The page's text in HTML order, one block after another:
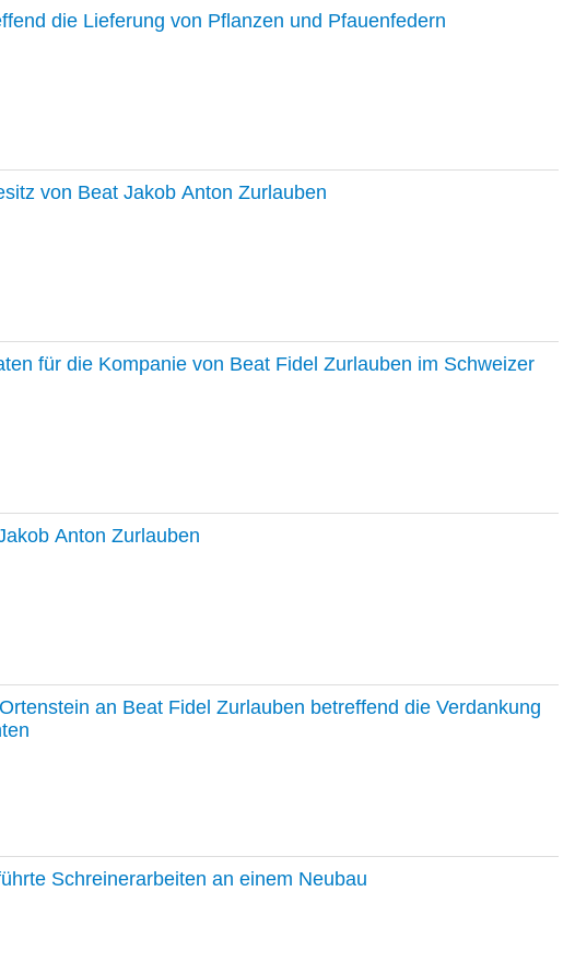
die Lieferung von Pflanzen und Pfauenfedern
von Beat Jakob Anton Zurlauben
für die Kompanie von Beat Fidel Zurlauben im Schweizer
Anton Zurlauben
an Beat Fidel Zurlauben betreffend die Verdankung
Schreinerarbeiten an einem Neubau